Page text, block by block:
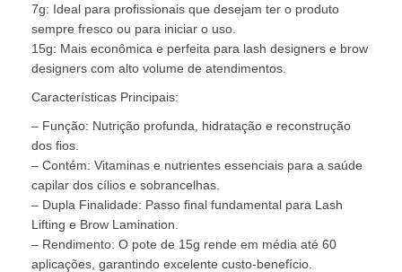
7g: Ideal para profissionais que desejam ter o produto
sempre fresco ou para iniciar o uso.
15g: Mais econômica e perfeita para lash designers e brow
designers com alto volume de atendimentos.
Características Principais:
– Função: Nutrição profunda, hidratação e reconstrução
dos fios.
– Contém: Vitaminas e nutrientes essenciais para a saúde
capilar dos cílios e sobrancelhas.
– Dupla Finalidade: Passo final fundamental para Lash
Lifting e Brow Lamination.
– Rendimento: O pote de 15g rende em média até 60
aplicações, garantindo excelente custo-benefício.